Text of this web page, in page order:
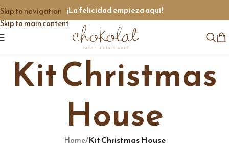
Skip to navigation
Skip to main content
¡La felicidad empieza aquí!
Kit Christmas
House‎
Home/Kit Christmas House‎